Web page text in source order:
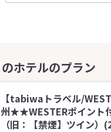
【tabiwaトラベル/
州★★WESTERポイント
（旧：【禁煙】ツイン）